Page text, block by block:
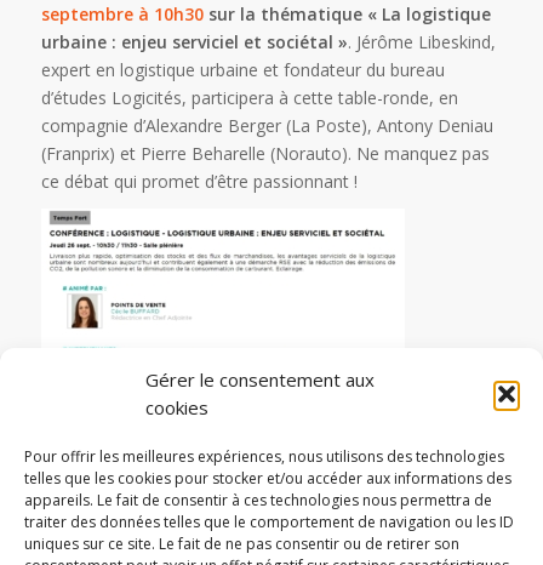
Gérer le consentement aux
cookies
Pour offrir les meilleures expériences, nous utilisons des technologies
telles que les cookies pour stocker et/ou accéder aux informations des
appareils. Le fait de consentir à ces technologies nous permettra de
traiter des données telles que le comportement de navigation ou les ID
uniques sur ce site. Le fait de ne pas consentir ou de retirer son
septembre à 10h30sur la thématique « La logistique
urbaine : enjeu serviciel et sociétal ». Jérôme Libeskind,
expert en logistique urbaine et fondateur du bureau
d’études Logicités, participera à cette table-ronde, en
compagnie d’Alexandre Berger (La Poste), Antony Deniau
(Franprix) et Pierre Beharelle (Norauto). Ne manquez pas
ce débat qui promet d’être passionnant !
Bon Paris Retail Week 2019 !
25/09/2019 / 0 COMMENTAIRES / PARJÉRÔME LIBESKIND